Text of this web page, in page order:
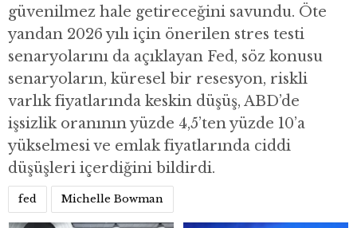
güvenilmez hale getireceğini savundu. Öte
yandan 2026 yılı için önerilen stres testi
senaryolarını da açıklayan Fed, söz konusu
senaryoların, küresel bir resesyon, riskli
varlık fiyatlarında keskin düşüş, ABD’de
işsizlik oranının yüzde 4,5’ten yüzde 10’a
yükselmesi ve emlak fiyatlarında ciddi
düşüşleri içerdiğini bildirdi.
fed Michelle Bowman